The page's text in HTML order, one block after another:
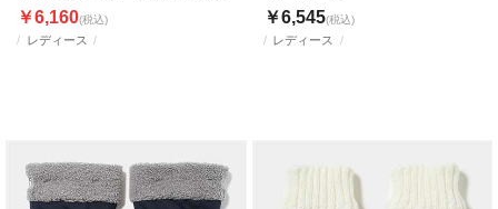
レディース
ォーマー
￥6,160(税込)
レディース
￥6,545(税込)